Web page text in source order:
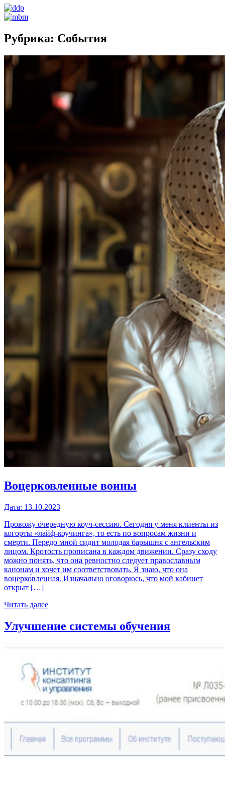
Рубрика: События
Воцерковленные воины
Дата: 13.10.2023
Провожу очередную коуч-сессию. Сегодня у меня клиенты из
когорты «лайф-коучинга», то есть по вопросам жизни и
смерти. Передо мной сидит молодая барышня с ангельским
лицом. Кротость прописана в каждом движении. Сразу сходу
можно понять, что она ревностно следует православным
канонам и хочет им соответствовать. Я знаю, что она
воцерко́вленная. Изначально оговорюсь, что мой кабинет
открыт […]
Читать далее
Улучшение системы обучения